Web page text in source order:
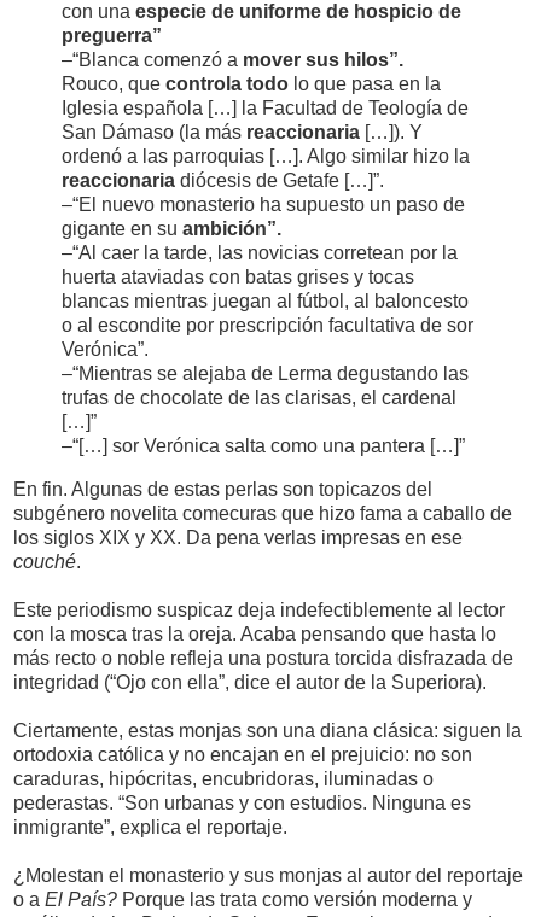
con una especie de uniforme de hospicio de
preguerra”
–“Blanca comenzó a mover sus hilos”.
Rouco, que controla todo lo que pasa en la
Iglesia española […] la Facultad de Teología de
San Dámaso (la más reaccionaria […]). Y
ordenó a las parroquias […]. Algo similar hizo la
reaccionaria diócesis de Getafe […]”.
–“El nuevo monasterio ha supuesto un paso de
gigante en su ambición”.
–“Al caer la tarde, las novicias corretean por la
huerta ataviadas con batas grises y tocas
blancas mientras juegan al fútbol, al baloncesto
o al escondite por prescripción facultativa de sor
Verónica”.
–“Mientras se alejaba de Lerma degustando las
trufas de chocolate de las clarisas, el cardenal
[…]”
–“[…] sor Verónica salta como una pantera […]”
En fin. Algunas de estas perlas son topicazos del
subgénero novelita comecuras que hizo fama a caballo de
los siglos XIX y XX. Da pena verlas impresas en ese
couché.
Este periodismo suspicaz deja indefectiblemente al lector
con la mosca tras la oreja. Acaba pensando que hasta lo
más recto o noble refleja una postura torcida disfrazada de
integridad (“Ojo con ella”, dice el autor de la Superiora).
Ciertamente, estas monjas son una diana clásica: siguen la
ortodoxia católica y no encajan en el prejuicio: no son
caraduras, hipócritas, encubridoras, iluminadas o
pederastas. “Son urbanas y con estudios. Ninguna es
inmigrante”, explica el reportaje.
¿Molestan el monasterio y sus monjas al autor del reportaje
o a El País? Porque las trata como versión moderna y